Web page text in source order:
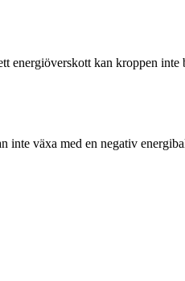
kan kroppen inte
växa med en negativ